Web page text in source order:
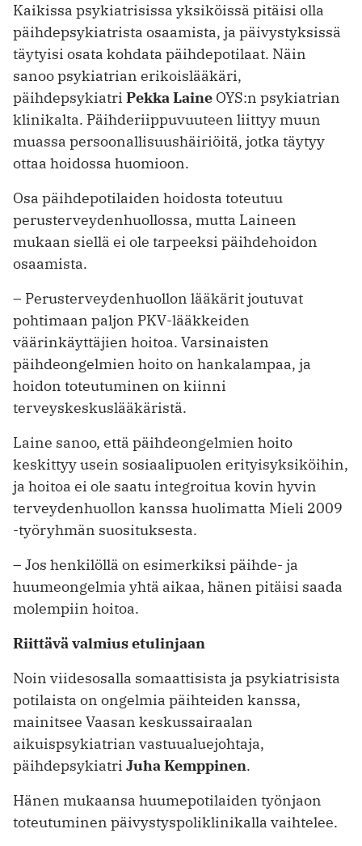
Kaikissa psykiatrisissa yksiköissä pitäisi olla
päihdepsykiatrista osaamista, ja päivystyksissä
täytyisi osata kohdata päihdepotilaat. Näin
sanoo psykiatrian erikoislääkäri,
päihdepsykiatri Pekka Laine OYS:n psykiatrian
klinikalta. Päihderiippuvuuteen liittyy muun
muassa persoonallisuushäiriöitä, jotka täytyy
ottaa hoidossa huomioon.
Osa päihdepotilaiden hoidosta toteutuu
perusterveydenhuollossa, mutta Laineen
mukaan siellä ei ole tarpeeksi päihdehoidon
osaamista.
– Perusterveydenhuollon lääkärit joutuvat
pohtimaan paljon PKV-lääkkeiden
väärinkäyttäjien hoitoa. Varsinaisten
päihdeongelmien hoito on hankalampaa, ja
hoidon toteutuminen on kiinni
terveyskeskuslääkäristä.
Laine sanoo, että päihdeongelmien hoito
keskittyy usein sosiaalipuolen erityisyksiköihin,
ja hoitoa ei ole saatu ­integroitua kovin hyvin
terveydenhuollon kanssa huolimatta Mieli 2009
-työryhmän suosituksesta.
– Jos henkilöllä on esimerkiksi päihde- ja
huumeongelmia yhtä aikaa, ­hänen pitäisi saada
molempiin hoitoa.
Riittävä valmius etulinjaan
Noin viidesosalla somaattisista ja psykiatrisista
potilaista on ongelmia päihteiden kanssa,
mainitsee Vaasan keskussairaalan
aikuispsykiatrian vastuualuejohtaja,
päihdepsykiatri Juha Kemppinen.
Hänen mukaansa huumepotilaiden työnjaon
toteutuminen päivystyspoliklinikalla vaihtelee.